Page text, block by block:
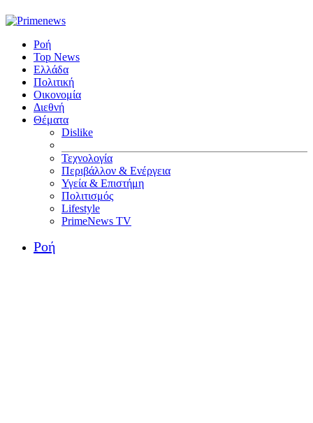
Ροή
Top News
Ελλάδα
Πολιτική
Οικονομία
Διεθνή
Θέματα
Dislike
Τεχνολογία
Περιβάλλον & Ενέργεια
Υγεία & Επιστήμη
Πολιτισμός
Lifestyle
PrimeNews TV
Ροή